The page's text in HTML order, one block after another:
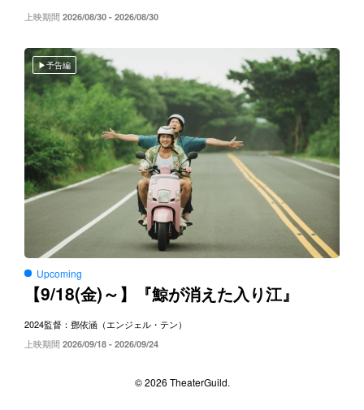
上映期間 2026/08/30 - 2026/08/30
予告編
Upcoming
【9/18(金)～】『鯨が消えた入り江』
2024監督：鄧依涵（エンジェル・テン）
上映期間 2026/09/18 - 2026/09/24
© 2026 TheaterGuild.